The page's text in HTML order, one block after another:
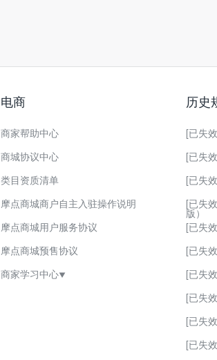
电商
商家帮助中心
商城协议中心
类目资质清单
摩点商城商户自主入驻操作说明
摩点商城用户服务协议
摩点商城预售协议
商家学习中心
历史
[已失
[已失
[已失
[已失
版）
[已失
[已失
[已失
[已失
[已失
[已失